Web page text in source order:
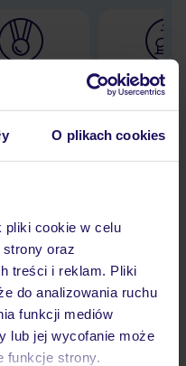
O plikach cookies
pliki cookie w celu
oraz
treści i reklam. Pliki
do analizowania ruchu
funkcji mediów
lub jej wycofanie może
funkcje strony.
30 lat w